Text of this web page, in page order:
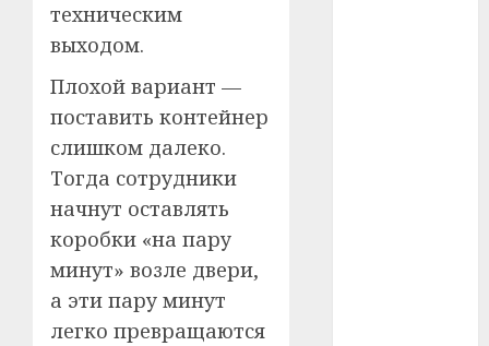
техническим
выходом.
Плохой вариант —
поставить контейнер
слишком далеко.
Тогда сотрудники
начнут оставлять
коробки «на пару
минут» возле двери,
а эти пару минут
легко превращаются